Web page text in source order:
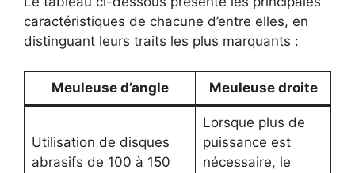
caractéristiques de chacune d’entre elles, en
distinguant leurs traits les plus marquants :
Meuleuse d’angle Meuleuse droite
Utilisation de disques
abrasifs de 100 à 150
Lorsque plus de
puissance est
nécessaire, le